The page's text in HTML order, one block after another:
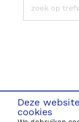
Deze
cookies